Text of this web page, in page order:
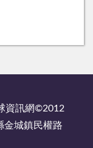
資訊網©2012
金城鎮民權路